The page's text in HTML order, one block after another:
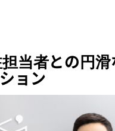
当者との円
ョン